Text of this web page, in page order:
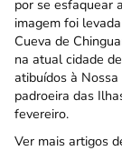
por se esfaquear
imagem foi
Cueva de
na atual cidade
atibuídos à
padroeira das
fevereiro.
Ver mais artigos